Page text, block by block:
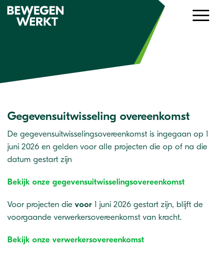
Gegevensuitwisseling overeenkomst
De gegevensuitwisselingsovereenkomst is ingegaan op 1
juni 2026 en gelden voor alle projecten die op of na die
datum gestart zijn
Bekijk onze gegevensuitwisselingsovereenkomst
Voor projecten die voor 1 juni 2026 gestart zijn, blijft de
voorgaande verwerkersovereenkomst van kracht.
Bekijk onze verwerkersovereenkomst